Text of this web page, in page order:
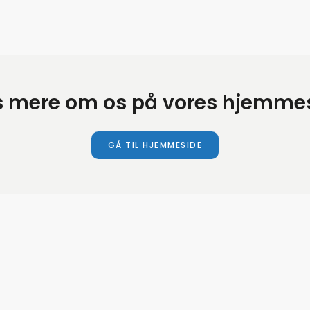
om os på vores
GÅ TIL HJEMMESIDE